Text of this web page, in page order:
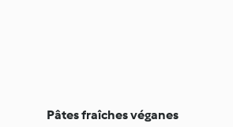
Pâtes fraîches véganes